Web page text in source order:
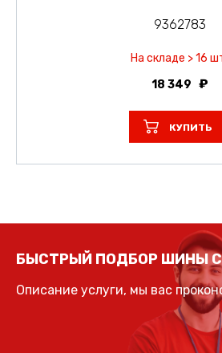
9362783
На складе > 16
18 349
КУПИТЬ
БЫСТРЫЙ ПОДБОР ШИНЫ
Описание услуги, мы вас